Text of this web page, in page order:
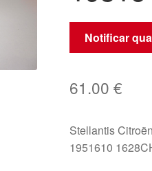
Notificar
61.00 €
Stellantis
1951610